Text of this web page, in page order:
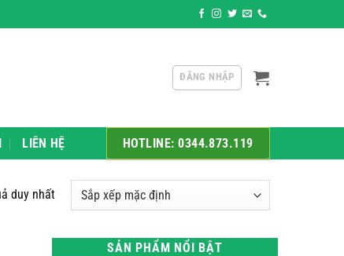
sỉ và lẻ các sản phẩm như: Xốp bọc trái cây, xốp Pe Foam,
ĐĂNG NHẬP
LIÊN HỆ HOTLINE: 0344.873.119
duy nhất
SẢN PHẨM NỔI BẬT